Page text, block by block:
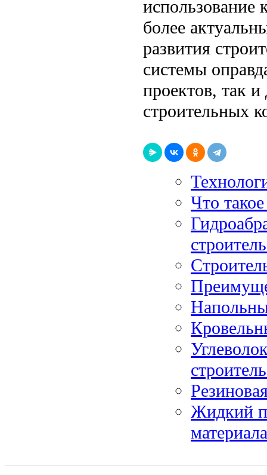
использование
более
развития
системы
проектов, так
строительных
Что
Жидкий
материала